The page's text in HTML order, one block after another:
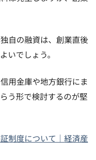
自の融資は、創業直後
いでしょう。
用金庫や地方銀行にま
う形で検討するのが堅
制度について｜経済産